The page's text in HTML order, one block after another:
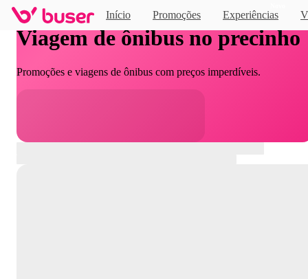
Início Promoções Experiências
Viagem de ônibus no precinho
Promoções e viagens de ônibus com preços imperdíveis.